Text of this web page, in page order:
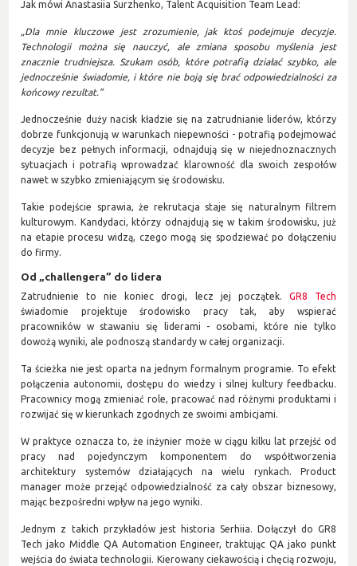
Jak mówi Anastasiia Surzhenko, Talent Acquisition Team Lead:
„Dla mnie kluczowe jest zrozumienie, jak ktoś podejmuje decyzje.
Technologii można się nauczyć, ale zmiana sposobu myślenia jest
znacznie trudniejsza. Szukam osób, które potrafią działać szybko, ale
jednocześnie świadomie, i które nie boją się brać odpowiedzialności za
końcowy rezultat.”
Jednocześnie duży nacisk kładzie się na zatrudnianie liderów, którzy
dobrze funkcjonują w warunkach niepewności - potrafią podejmować
decyzje bez pełnych informacji, odnajdują się w niejednoznacznych
sytuacjach i potrafią wprowadzać klarowność dla swoich zespołów
nawet w szybko zmieniającym się środowisku.
Takie podejście sprawia, że rekrutacja staje się naturalnym filtrem
kulturowym. Kandydaci, którzy odnajdują się w takim środowisku, już
na etapie procesu widzą, czego mogą się spodziewać po dołączeniu
do firmy.
Od „challengera” do lidera
Zatrudnienie to nie koniec drogi, lecz jej początek. GR8 Tech
świadomie projektuje środowisko pracy tak, aby wspierać
pracowników w stawaniu się liderami - osobami, które nie tylko
dowożą wyniki, ale podnoszą standardy w całej organizacji.
Ta ścieżka nie jest oparta na jednym formalnym programie. To efekt
połączenia autonomii, dostępu do wiedzy i silnej kultury feedbacku.
Pracownicy mogą zmieniać role, pracować nad różnymi produktami i
rozwijać się w kierunkach zgodnych ze swoimi ambicjami.
W praktyce oznacza to, że inżynier może w ciągu kilku lat przejść od
pracy nad pojedynczym komponentem do współtworzenia
architektury systemów działających na wielu rynkach. Product
manager może przejąć odpowiedzialność za cały obszar biznesowy,
mając bezpośredni wpływ na jego wyniki.
Jednym z takich przykładów jest historia Serhiia. Dołączył do GR8
Tech jako Middle QA Automation Engineer, traktując QA jako punkt
wejścia do świata technologii. Kierowany ciekawością i chęcią rozwoju,